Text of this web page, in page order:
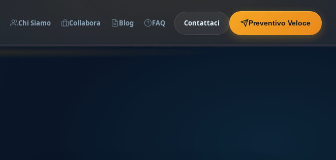
Chi Siamo Collabora Blog FAQ Contattaci Preventivo Veloce